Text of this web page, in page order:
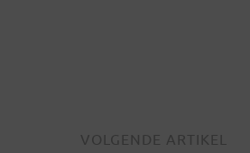
VOLGENDE ARTIKEL